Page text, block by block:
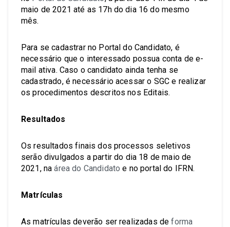
maio de 2021 até as 17h do dia 16 do mesmo
mês.
Para se cadastrar no Portal do Candidato, é
necessário que o interessado possua conta de e-
mail ativa. Caso o candidato ainda tenha se
cadastrado, é necessário acessar o SGC e realizar
os procedimentos descritos nos Editais.
Resultados
Os resultados finais dos processos seletivos
serão divulgados a partir do dia 18 de maio de
2021, naárea do Candidato e no portal do IFRN.
Matrículas
As matrículas deverão ser realizadas deforma